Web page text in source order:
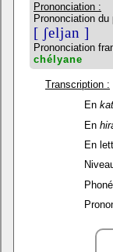
Prononciation :
Prononciation
[ ʃeljan ]
Prononciation
chélyane
Transcription :
En
En
En